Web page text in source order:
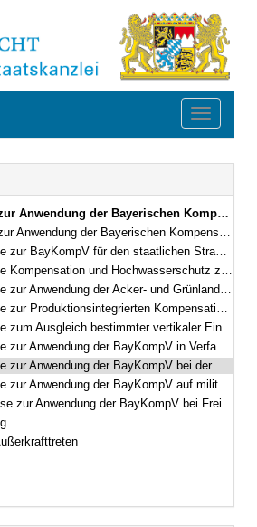
Toggle
der Bayerischen Kompensationsverordnung
der Bayerischen Kompensationsverordnung (BayKompV)
für den staatlichen Straßenbau – Vollzugshinweise Straßenbau –
und Hochwasserschutz zur Anwendung der BayKompV
der Acker- und Grünlandzahlen gemäß § 9 Abs. 2 BayKompV
Kompensation gemäß BayKompV
bestimmter vertikaler Eingriffe gemäß BayKompV
in Verfahren nach dem Flurbereinigungsgesetz (FlurbG) – Vollzugshinweise Ländliche Entwicklung –
von Höchstspannungs-Gleichstrom-Übertragungsleitungen (HGÜ-Leitungen) im Zuge des Stromnetzausbaus
der BayKompV auf militärisch genutzten Liegenschaften
Anwendung der BayKompV bei Freileitungen